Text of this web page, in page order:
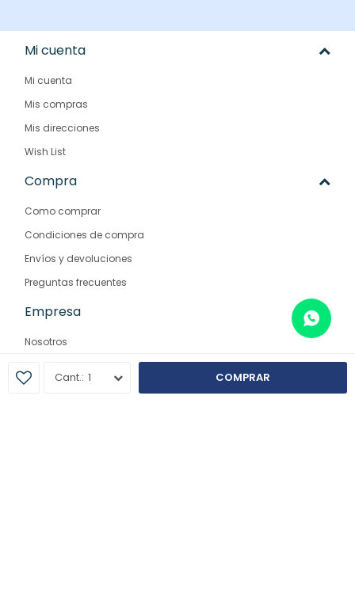
1 COMPRAR
Mi cuenta
Mi cuenta
Mis compras
Mis direcciones
Wish List
Compra
Como comprar
Condiciones de compra
Envíos y devoluciones
Preguntas frecuentes
Empresa
Nosotros